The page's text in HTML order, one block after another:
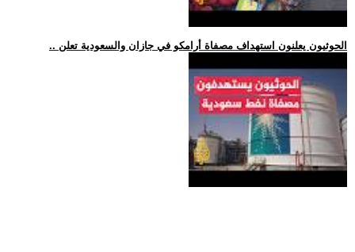
.. الحوثيون يعلنون استهداف مصفاة أرامكو في جازان والسعودية تعلن